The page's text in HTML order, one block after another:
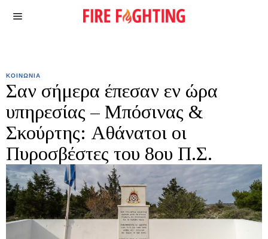
ΚΟΙΝΩΝΙΑ
Σαν σήμερα έπεσαν εν ώρα
υπηρεσίας – Μπόσινας &
Σκούρτης: Αθάνατοι οι
Πυροσβέστες του 8ου Π.Σ.